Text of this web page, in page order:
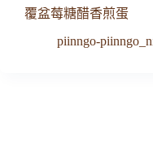
覆盆莓糖醋香煎蛋
piinngo-